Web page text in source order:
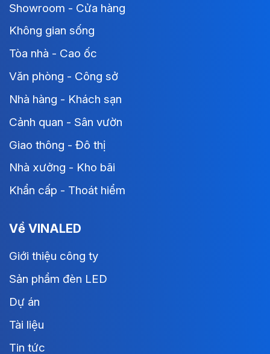
Showroom - Cửa hàng
Không gian sống
Tòa nhà - Cao ốc
Văn phòng - Công sở
Nhà hàng - Khách sạn
Cảnh quan - Sân vườn
Giao thông - Đô thị
Nhà xưởng - Kho bãi
Khẩn cấp - Thoát hiểm
Về VINALED
Giới thiệu công ty
Sản phẩm đèn LED
Dự án
Tài liệu
Tin tức